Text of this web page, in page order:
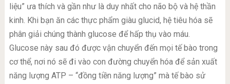
liệu” ưa thích và gần như là duy nhất cho não bộ và hệ thần
kinh. Khi bạn ăn các thực phẩm giàu glucid, hệ tiêu hóa sẽ
phân giải chúng thành glucose để hấp thụ vào máu.
Glucose này sau đó được vận chuyển đến mọi tế bào trong
cơ thể, nơi nó sẽ đi vào con đường chuyển hóa để sản xuất
năng lượng ATP – “đồng tiền năng lượng” mà tế bào sử